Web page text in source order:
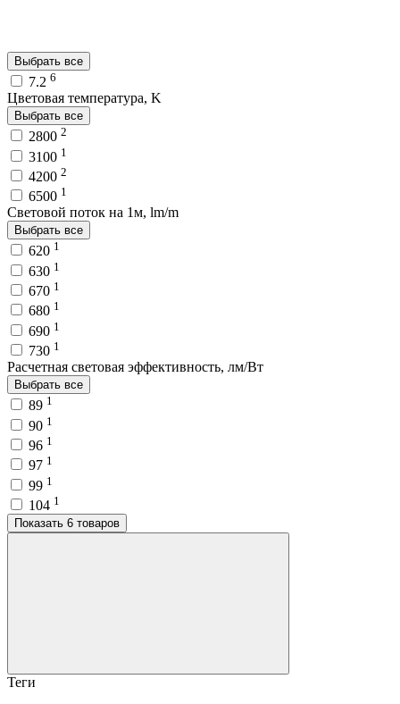
Выбрать все
7.2 6
Цветовая температура, K
Выбрать все
2800 2
3100 1
4200 2
6500 1
Световой поток на 1м, lm/m
Выбрать все
620 1
630 1
670 1
680 1
690 1
730 1
Расчетная световая эффективность, лм/Вт
Выбрать все
89 1
90 1
96 1
97 1
99 1
104 1
Показать 6 товаров
Теги